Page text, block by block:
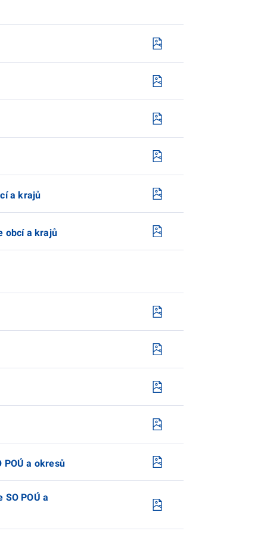
a krajů
obcí a krajů
POÚ a okresů
POÚ a